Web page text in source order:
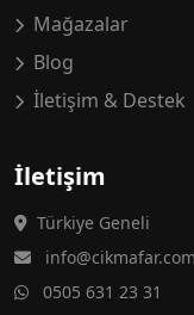
Mağazalar
Blog
İletişim & Destek
İletişim
Türkiye Geneli
info@cikmafar.com
0505 631 23 31